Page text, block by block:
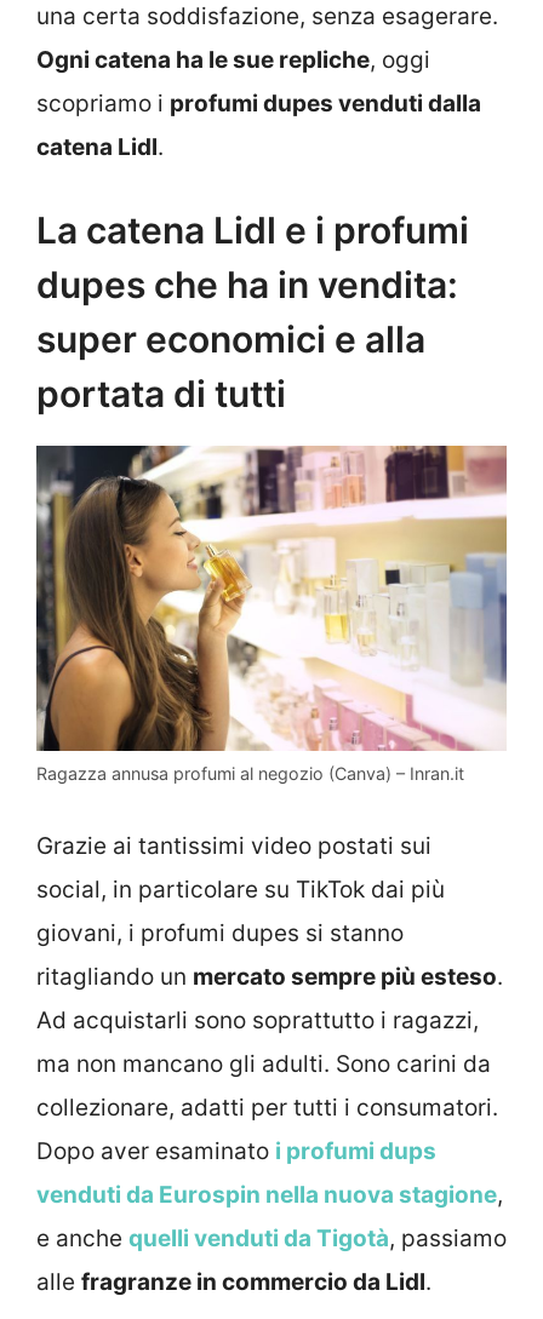
una certa soddisfazione, senza esagerare.
Ogni catena ha le sue repliche, oggi
scopriamo i profumi dupes venduti dalla
catena Lidl.
La catena Lidl e i profumi
dupes che ha in vendita:
super economici e alla
portata di tutti
Ragazza annusa profumi al negozio (Canva) – Inran.it
Grazie ai tantissimi video postati sui
social, in particolare su TikTok dai più
giovani, i profumi dupes si stanno
ritagliando un mercato sempre più esteso.
Ad acquistarli sono soprattutto i ragazzi,
ma non mancano gli adulti. Sono carini da
collezionare, adatti per tutti i consumatori.
Dopo aver esaminato i profumi dups
venduti da Eurospin nella nuova stagione,
e anche quelli venduti da Tigotà, passiamo
alle fragranze in commercio da Lidl.